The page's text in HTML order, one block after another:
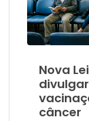
Nova
câncer